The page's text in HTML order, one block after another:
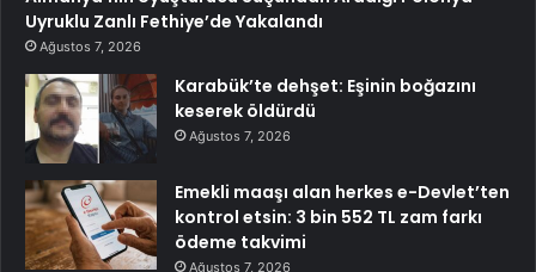
Uyruklu Zanlı Fethiye’de Yakalandı
Ağustos 7, 2026
Karabük’te dehşet: Eşinin boğazını
keserek öldürdü
Ağustos 7, 2026
Emekli maaşı alan herkes e-Devlet’ten
kontrol etsin: 3 bin 552 TL zam farkı
ödeme takvimi
Ağustos 7, 2026